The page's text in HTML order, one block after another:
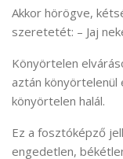
Akkor hörögve,
szeretetét: – Jaj
Könyörtelen
aztán könyörtelenül
könyörtelen halál.
Ez a fosztóképző
engedetlen,